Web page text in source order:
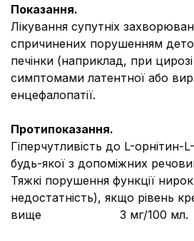
Показання.
Лікування супутніх
спричинених порушенням
печінки (наприклад, при цирозі
симптомами латентної або
енцефалопатії.
Протипоказання.
Гіперчутливість до L-орнітин-
будь-якої з допоміжних
Тяжкі порушення функції
недостатність), якщо рівень
вище 3 мг/100 мл.